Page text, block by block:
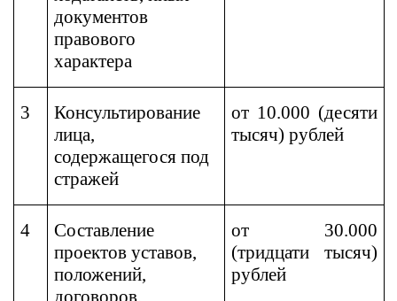
документов
правового
характера
3
Консультирование
лица,
содержащегося под
стражей
от 10.000 (десяти
тысяч) рублей
4
Составление
проектов уставов,
положений,
от 30.000
(тридцати тысяч)
рублей